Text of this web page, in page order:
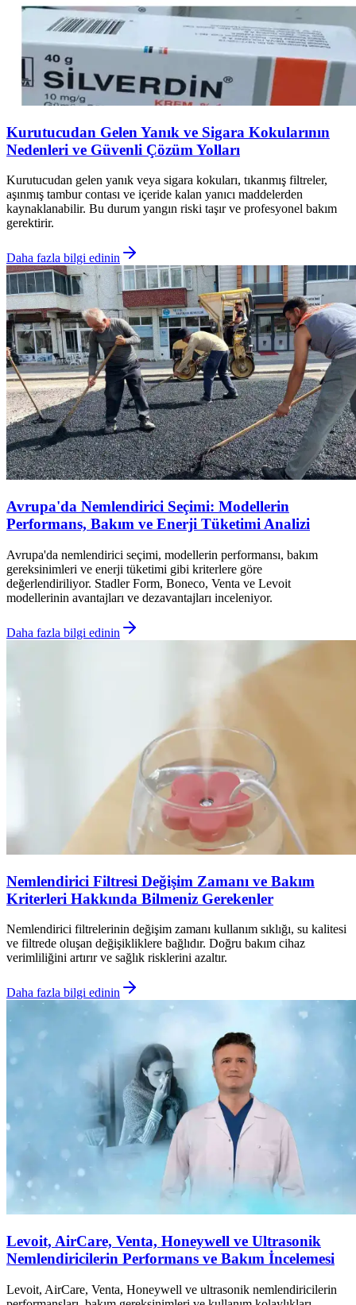
Kurutucudan Gelen Yanık ve Sigara Kokularının
Nedenleri ve Güvenli Çözüm Yolları
Kurutucudan gelen yanık veya sigara kokuları, tıkanmış filtreler,
aşınmış tambur contası ve içeride kalan yanıcı maddelerden
kaynaklanabilir. Bu durum yangın riski taşır ve profesyonel bakım
gerektirir.
Daha fazla bilgi edinin
Avrupa'da Nemlendirici Seçimi: Modellerin
Performans, Bakım ve Enerji Tüketimi Analizi
Avrupa'da nemlendirici seçimi, modellerin performansı, bakım
gereksinimleri ve enerji tüketimi gibi kriterlere göre
değerlendiriliyor. Stadler Form, Boneco, Venta ve Levoit
modellerinin avantajları ve dezavantajları inceleniyor.
Daha fazla bilgi edinin
Nemlendirici Filtresi Değişim Zamanı ve Bakım
Kriterleri Hakkında Bilmeniz Gerekenler
Nemlendirici filtrelerinin değişim zamanı kullanım sıklığı, su kalitesi
ve filtrede oluşan değişikliklere bağlıdır. Doğru bakım cihaz
verimliliğini artırır ve sağlık risklerini azaltır.
Daha fazla bilgi edinin
Levoit, AirCare, Venta, Honeywell ve Ultrasonik
Nemlendiricilerin Performans ve Bakım İncelemesi
Levoit, AirCare, Venta, Honeywell ve ultrasonik nemlendiricilerin